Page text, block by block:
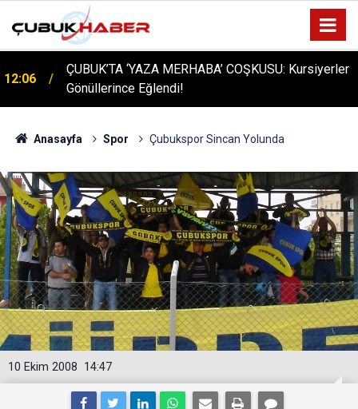
12:06
ÇUBUK’TA ‘YAZA MERHABA’ COŞKUSU: Kursiyerler
Gönüllerince Eğlendi!
Anasayfa Spor Çubukspor Sincan Yolunda
14:47
10 Ekim 2008